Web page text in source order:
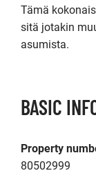
Tämä
sitä jotakin
asumista.
BASIC
Property
80502999